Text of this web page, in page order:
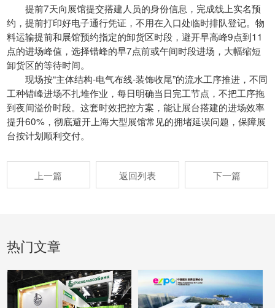
提前7天向展馆提交搭建人员的身份信息，完成线上实名预
约，提前打印好电子通行凭证，不用在入口处临时排队登记。物
料运输提前和展馆预约指定的卸货区时段，避开早高峰9点到11
点的进场峰值，选择错峰的早7点前或午间时段进场，大幅缩短
卸货区的等待时间。
现场按“主体结构-电气布线-装饰收尾”的流水工序推进，不同
工种错峰进场不扎堆作业，每日明确当日完工节点，不把工序拖
到夜间溢价时段。这套时效把控方案，能让展台搭建的进场效率
提升60%，彻底避开上海大型展馆常见的拥堵延误问题，保障展
台按计划顺利交付。
上一篇 返回列表 下一篇
热门文章